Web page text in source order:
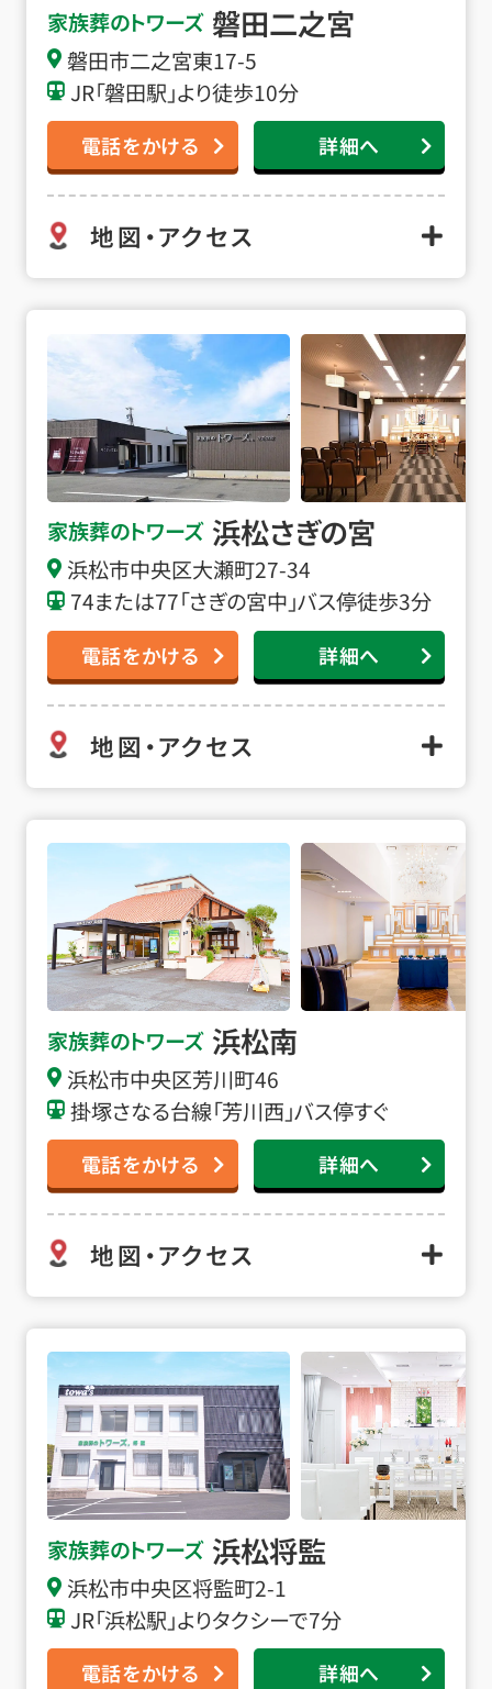
家族葬のトワーズ 磐田二之宮
磐田市二之宮東17-5
JR「磐田駅」より徒歩10分
電話をかける 詳細へ
地図・アクセス
家族葬のトワーズ 浜松さぎの宮
浜松市中央区大瀬町27-34
74または77「さぎの宮中」バス停徒歩3分
電話をかける 詳細へ
地図・アクセス
家族葬のトワーズ 浜松南
浜松市中央区芳川町46
掛塚さなる台線「芳川西」バス停すぐ
電話をかける 詳細へ
地図・アクセス
家族葬のトワーズ 浜松将監
浜松市中央区将監町2-1
JR「浜松駅」よりタクシーで7分
電話をかける 詳細へ
浜松将監の詳細へ